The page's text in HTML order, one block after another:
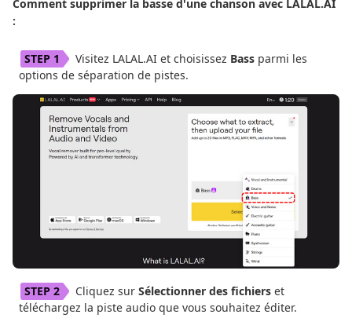
Comment supprimer la basse d'une chanson avec LALAL.AI
:
Visitez LALAL.AI et choisissez Bass parmi les
options de séparation de pistes.
Cliquez sur Sélectionner des fichiers et
téléchargez la piste audio que vous souhaitez éditer.